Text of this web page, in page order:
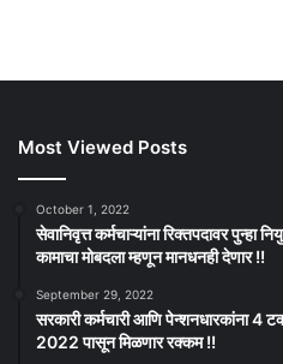
Most Viewed Posts
October 1, 2022
सेवानिवृत्त कर्मचाऱ्यांना रिक्तपदावर पुन्हा
कामाचा मोबदला म्हणून मानधनही देणार !!
September 29, 2022
सरकारी कर्मचारी आणि पेन्शनधारकांना 4
2022 पासून मिळणार रक्कम !!